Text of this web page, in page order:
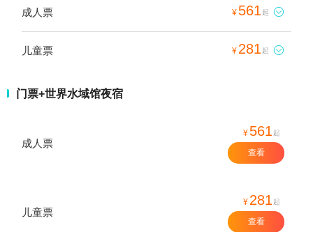
成人票 ¥ 561 起 
儿童票 ¥ 281 起 
门票+世界水域馆夜宿
成人票
¥ 561 起
查看
儿童票
¥ 281 起
查看